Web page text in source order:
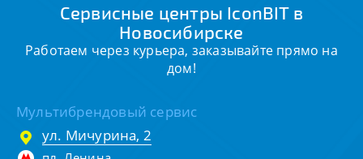
Сервисные центры IconBIT в
Новосибирске
Работаем через курьера, заказывайте прямо на
дом!
Мультибрендовый сервис
ул. Мичурина, 2